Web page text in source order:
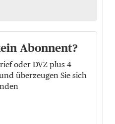
Abonnent?
oder DVZ plus 4
überzeugen Sie sich